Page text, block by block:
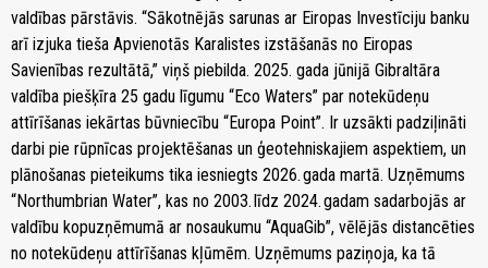
valdības pārstāvis. “Sākotnējās sarunas ar Eiropas Investīciju banku
arī izjuka tieša Apvienotās Karalistes izstāšanās no Eiropas
Savienības rezultātā,” viņš piebilda. 2025. gada jūnijā Gibraltāra
valdība piešķīra 25 gadu līgumu “Eco Waters” par notekūdeņu
attīrīšanas iekārtas būvniecību “Europa Point”. Ir uzsākti padziļināti
darbi pie rūpnīcas projektēšanas un ģeotehniskajiem aspektiem, un
plānošanas pieteikums tika iesniegts 2026. gada martā. Uzņēmums
“Northumbrian Water”, kas no 2003. līdz 2024. gadam sadarbojās ar
valdību kopuzņēmumā ar nosaukumu “AquaGib”, vēlējās distancēties
no notekūdeņu attīrīšanas kļūmēm. Uzņēmums paziņoja, ka tā